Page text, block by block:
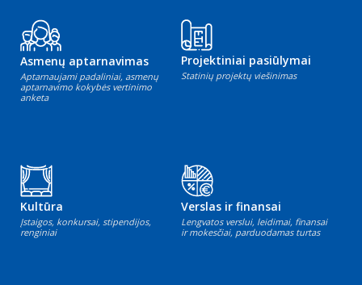
Asmenų aptarnavimas
Aptarnaujami padaliniai, asmenų
aptarnavimo kokybės vertinimo
anketa
Projektiniai pasiūlymai
Statinių projektų viešinimas
Kultūra
Įstaigos, konkursai, stipendijos,
renginiai
Verslas ir finansai
Lengvatos verslui, leidimai, finansai
ir mokesčiai, parduodamas turtas